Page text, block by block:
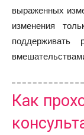
выраженных
изменения
поддерживать
Как